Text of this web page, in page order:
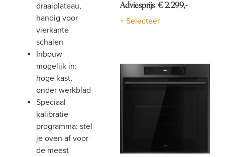
draaiplateau,
handig voor
vierkante
schalen
inbouw
mogelijk in:
hoge kast,
onder werkblad
speciaal
kalibratie
programma: stel
je oven af voor
de meest
Adviesprijs € 2.299,-
+ Selecteer